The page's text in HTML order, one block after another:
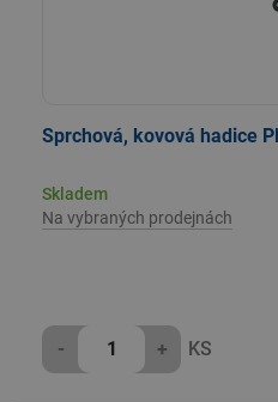
Sprchová, kovová hadice
Skladem
Na vybraných prodejnách
- + KS